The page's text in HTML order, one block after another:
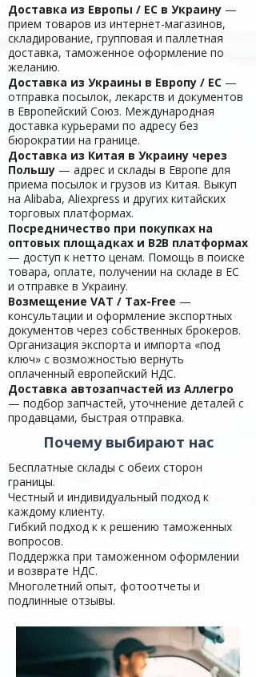
Доставка из Европы / ЕС в Украину —
прием товаров из интернет-магазинов,
складирование, групповая и паллетная
доставка, таможенное оформление по
желанию.
Доставка из Украины в Европу / ЕС —
отправка посылок, лекарств и документов
в Европейский Союз. Международная
доставка курьерами по адресу без
бюрократии на границе.
Доставка из Китая в Украину через
Польшу — адрес и склады в Европе для
приема посылок и грузов из Китая. Выкуп
на Alibaba, Aliexpress и других китайских
торговых платформах.
Посредничество при покупках на
оптовых площадках и B2B платформах
— доступ к нетто ценам. Помощь в поиске
товара, оплате, получении на складе в ЕС
и отправке в Украину.
Возмещение VAT / Tax-Free —
консультации и оформление экспортных
документов через собственных брокеров.
Организация экспорта и импорта «под
ключ» с возможностью вернуть
оплаченный европейский НДС.
Доставка автозапчастей из Аллегро
— подбор запчастей, уточнение деталей с
продавцами, быстрая отправка.
Почему выбирают нас
Бесплатные склады с обеих сторон
границы.
Честный и индивидуальный подход к
каждому клиенту.
Гибкий подход к к решению таможенных
вопросов.
Поддержка при таможенном оформлении
и возврате НДС.
Многолетний опыт, фотоотчеты и
подлинные отзывы.